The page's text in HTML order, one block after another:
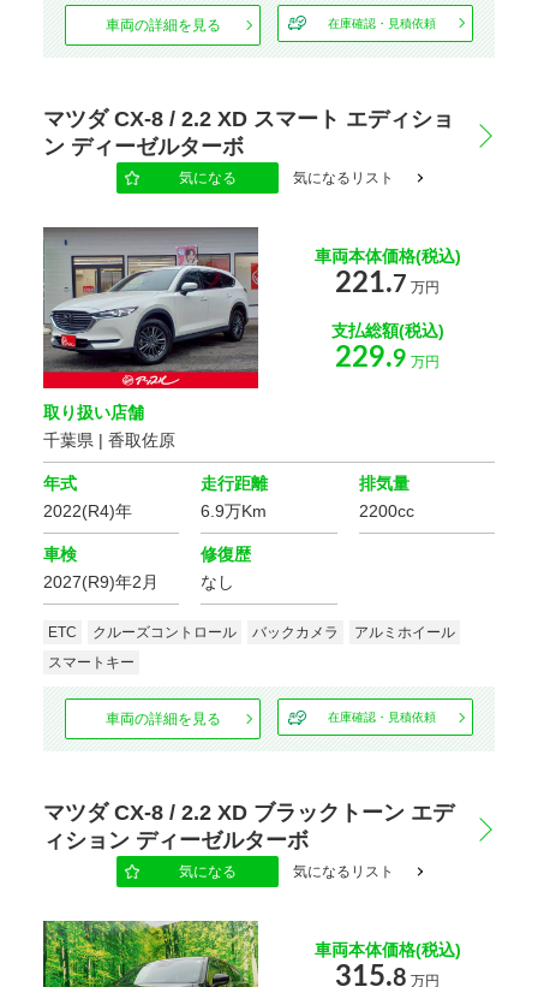
電動シート
シートエアコン
車両の詳細を見る 在庫確認・見積依頼
マツダ CX-8 / 2.2 XD スマート エディショ
ン ディーゼルターボ
気になる 気になるリスト
車両本体価格(税込)
221.7 万円
支払総額(税込)
229.9 万円
取り扱い店舗
千葉県 | 香取佐原
年式
2022(R4)年
走行距離
6.9万Km
排気量
2200cc
車検
2027(R9)年2月
修復歴
なし
ETC クルーズコントロール バックカメラ
アルミホイール
スマートキー
車両の詳細を見る 在庫確認・見積依頼
マツダ CX-8 / 2.2 XD ブラックトーン エデ
ィション ディーゼルターボ
気になる 気になるリスト
車両本体価格(税込)
315.8 万円